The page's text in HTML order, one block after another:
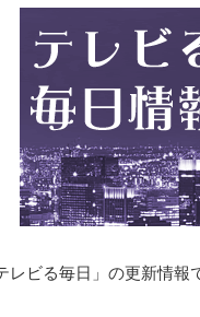
レビる毎日」の更新情報